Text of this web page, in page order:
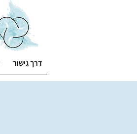
דרך גישור